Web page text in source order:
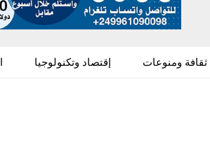
ثقافة ومنوعات إقتصاد وتكنولوجيا